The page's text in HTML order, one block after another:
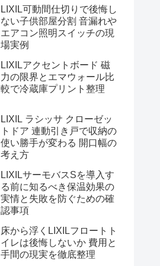
LIXIL可動間仕切りで後悔し
ない子供部屋分割 音漏れや
エアコン照明スイッチの現
場実例
LIXILアクセントボード 磁
力の限界とエマウォール比
較で冷蔵庫プリント整理
LIXIL ラシッサ クローゼッ
トドア 連動引き戸で収納の
使い勝手が変わる 開口幅の
考え方
LIXILサーモバスSを導入す
る前に知るべき保温効果の
実情と失敗を防ぐための確
認事項
床から浮くLIXILフロートト
イレは後悔しないか 費用と
手間の現実を徹底整理